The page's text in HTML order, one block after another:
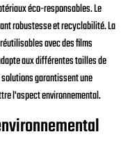
éco-responsables. Le
robustesse et recyclabilité. La
avec des films
aux différentes tailles de
garantissent une
l'aspect environnemental.